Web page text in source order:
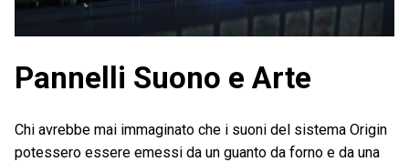
Pannelli Suono e Arte
Chi avrebbe mai immaginato che i suoni del sistema Origin
potessero essere emessi da un guanto da forno e da una